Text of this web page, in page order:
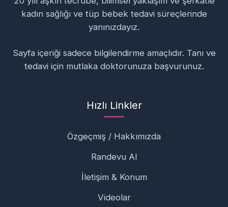
kadın sağlığı ve tüp bebek tedavi süreçlerinde
yanınızdayız.
Sayfa içeriği sadece bilgilendirme amaçlıdır. Tanı ve
tedavi için mutlaka doktorunuza başvurunuz.
Hızlı Linkler
Özgeçmiş / Hakkımızda
Randevu Al
İletişim & Konum
Videolar